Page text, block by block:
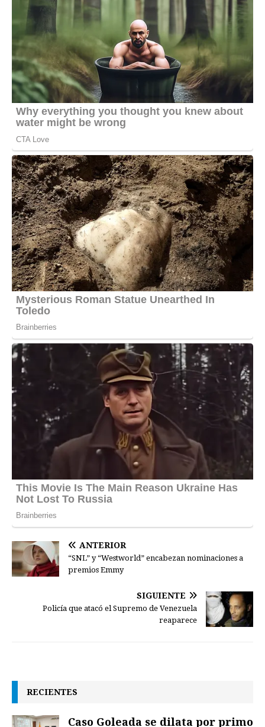
ANTERIOR
“SNL” y “Westworld” encabezan nominaciones a
premios Emmy
SIGUIENTE
Policía que atacó el Supremo de Venezuela
reaparece
RECIENTES
Caso Goleada se dilata por primo